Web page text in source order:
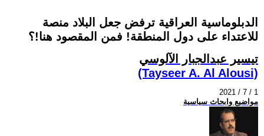
الدبلوماسية العراقية ترفض جعل البلاد منصة
للاعتداء على دول المنطقة! فمن المقصود هنا!؟
تيسير عبدالجبار الآلوسي
(Tayseer A. Al Alousi)
2021 / 7 / 1
مواضيع وابحاث سياسية